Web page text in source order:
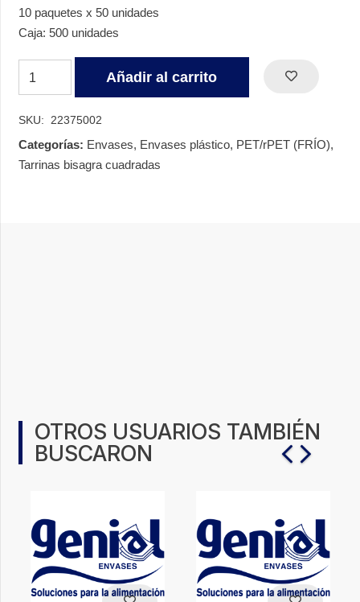
10 paquetes x 50 unidades
Caja: 500 unidades
375
CC
Añadir al carrito
SKU: 22375002
Categorías: Envases, Envases plástico, PET/rPET (FRÍO),
Tarrinas bisagra cuadradas
OTROS USUARIOS TAMBIÉN
BUSCARON